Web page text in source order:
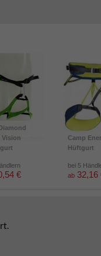
Vision
€
Camp
Hüftgurt
bei 5
ab 32,16